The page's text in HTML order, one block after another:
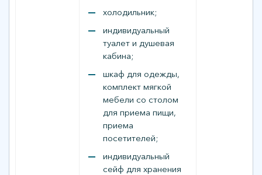
холодильник;
индивидуальный
туалет и душевая
кабина;
шкаф для одежды,
комплект мягкой
мебели со столом
для приема пищи,
приема
посетителей;
индивидуальный
сейф для хранения